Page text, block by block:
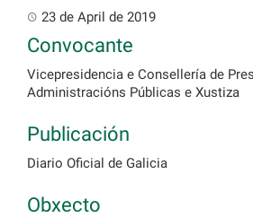
23 de April de 2019
Convocante
Vicepresidencia e Consellería de
Administracións Públicas e Xustiza
Publicación
Diario Oficial de Galicia
Obxecto